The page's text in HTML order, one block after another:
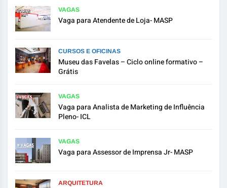
VAGAS
Vaga para Atendente de Loja- MASP
CURSOS E OFICINAS
Museu das Favelas – Ciclo online formativo –
Grátis
VAGAS
Vaga para Analista de Marketing de Influência
Pleno- ICL
VAGAS
Vaga para Assessor de Imprensa Jr- MASP
ARQUITETURA